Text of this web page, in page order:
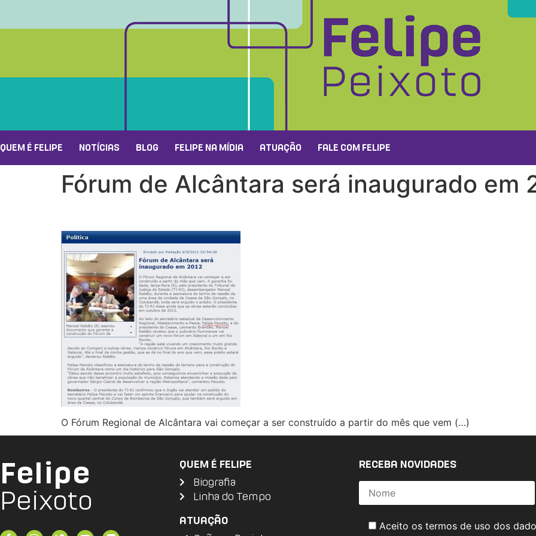
QUEM É FELIPE NOTÍCIAS BLOG FELIPE NA MÍDIA ATUAÇÃO FALE COM FELIPE
Fórum de Alcântara será inaugurado em
O Fórum Regional de Alcântara vai começar a ser construído a partir do mês que vem (…)
Felipe
Peixoto
QUEM É FELIPE
Biografia
Linha do Tempo
ATUAÇÃO
RECEBA NOVIDADES
Aceito os termos de uso dos